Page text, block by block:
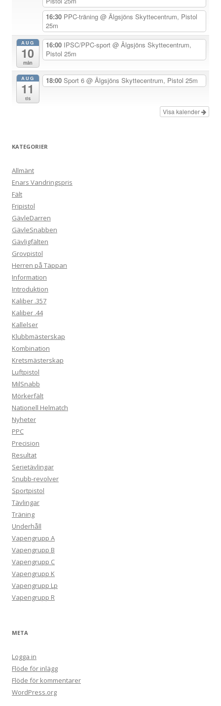
n
16:30 PPC-träning @ Älgsjöns Skyttecentrum, Pistol
25m
AUG
10
mån
16:00 IPSC/PPC-sport @ Älgsjöns Skyttecentrum,
Pistol 25m
AUG
11
tis
18:00 Sport 6 @ Älgsjöns Skyttecentrum, Pistol 25m
Visa kalender
KATEGORIER
Allmänt
Enars Vandringspris
Fält
Fripistol
GävleDarren
GävleSnabben
Gävligfälten
Grovpistol
Herren på Täppan
Information
Introduktion
Kaliber .357
Kaliber .44
Kallelser
Klubbmästerskap
Kombination
Kretsmästerskap
Luftpistol
MilSnabb
Mörkerfält
Nationell Helmatch
Nyheter
PPC
Precision
Resultat
Serietävlingar
Snubb-revolver
Sportpistol
Tävlingar
Träning
Underhåll
Vapengrupp A
Vapengrupp B
Vapengrupp C
Vapengrupp K
Vapengrupp Lp
Vapengrupp R
META
Logga in
Flöde för inlägg
Flöde för kommentarer
WordPress.org